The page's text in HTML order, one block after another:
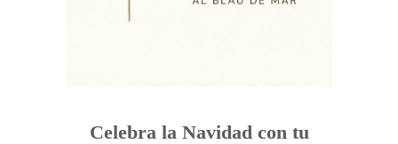
Celebra la Navidad con tu